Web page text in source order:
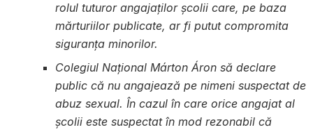
rolul tuturor angajaților școlii care, pe baza
mărturiilor publicate, ar fi putut compromita
siguranța minorilor.
Colegiul Național Márton Áron să declare
public că nu angajează pe nimeni suspectat de
abuz sexual. În cazul în care orice angajat al
școlii este suspectat în mod rezonabil că